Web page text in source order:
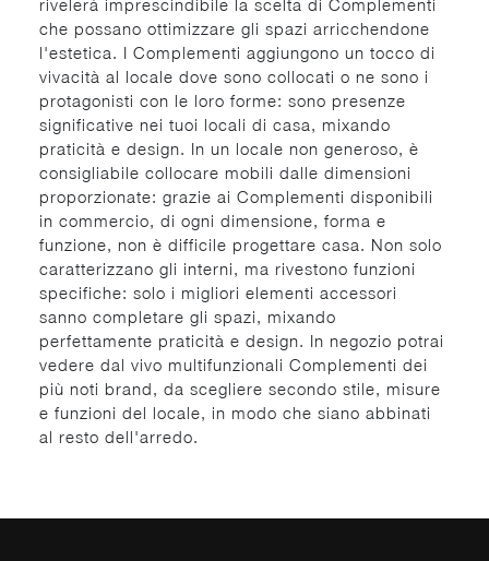
rivelerà imprescindibile la scelta di Complementi
che possano ottimizzare gli spazi arricchendone
l'estetica. I Complementi aggiungono un tocco di
vivacità al locale dove sono collocati o ne sono i
protagonisti con le loro forme: sono presenze
significative nei tuoi locali di casa, mixando
praticità e design. In un locale non generoso, è
consigliabile collocare mobili dalle dimensioni
proporzionate: grazie ai Complementi disponibili
in commercio, di ogni dimensione, forma e
funzione, non è difficile progettare casa. Non solo
caratterizzano gli interni, ma rivestono funzioni
specifiche: solo i migliori elementi accessori
sanno completare gli spazi, mixando
perfettamente praticità e design. In negozio potrai
vedere dal vivo multifunzionali Complementi dei
più noti brand, da scegliere secondo stile, misure
e funzioni del locale, in modo che siano abbinati
al resto dell'arredo.